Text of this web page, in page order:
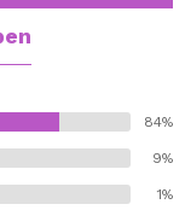
84%
9%
1%